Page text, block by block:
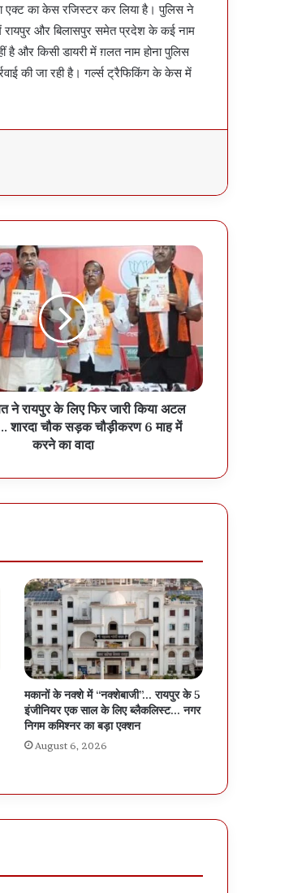
एक्ट का केस रजिस्टर कर लिया है। पुलिस ने
में रायपुर और बिलासपुर समेत प्रदेश के कई नाम
और किसी डायरी में ग़लत नाम होना पुलिस
की जा रही है। गर्ल्स ट्रैफिकिंग के केस में
ने रायपुर के लिए फिर जारी किया अटल
शारदा चौक सड़क चौड़ीकरण 6 माह में
करने का वादा
मकानों के नक्शे में “नक्शेबाजी”… रायपुर के 5
इंजीनियर एक साल के लिए ब्लैकलिस्ट… नगर
निगम कमिश्नर का बड़ा एक्शन
August 6, 2026